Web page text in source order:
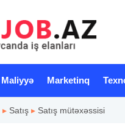
Maliyyə Marketinq
▸ Satış ▸ Satış mütəxəssisi